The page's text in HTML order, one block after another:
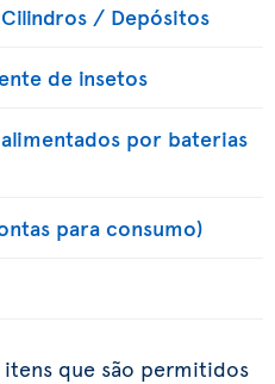
/ Depósitos
de insetos
por baterias
para consumo)
que são permitidos